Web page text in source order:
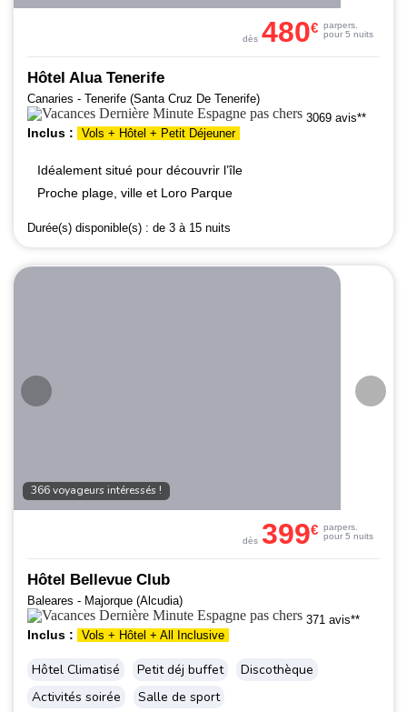
Hôtel Alua Tenerife
Canaries - Tenerife (Santa Cruz De Tenerife)
3069 avis**
Inclus : Vols + Hôtel + Petit Déjeuner
Idéalement situé pour découvrir l’île
Proche plage, ville et Loro Parque
Durée(s) disponible(s) : de 3 à 15 nuits
dès 480€ parpers.
pour 5 nuits
366 voyageurs intéressés !
Hôtel Bellevue Club
Baleares - Majorque (Alcudia)
371 avis**
Inclus : Vols + Hôtel + All Inclusive
Hôtel Climatisé Petit déj buffet
Discothèque
Activités soirée
Salle de sport
dès 399€ parpers.
pour 5 nuits